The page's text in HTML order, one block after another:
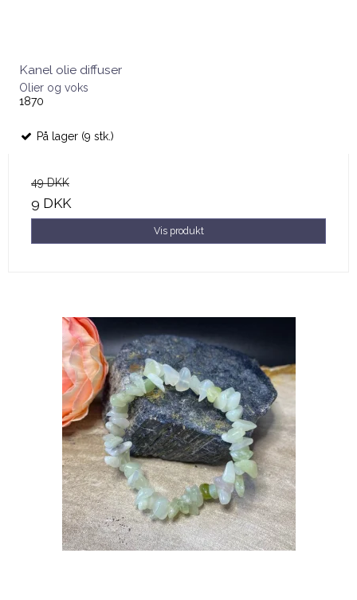
Kanel olie diffuser
Olier og voks
1870
På lager (9 stk.)
49 DKK
9 DKK
Vis produkt